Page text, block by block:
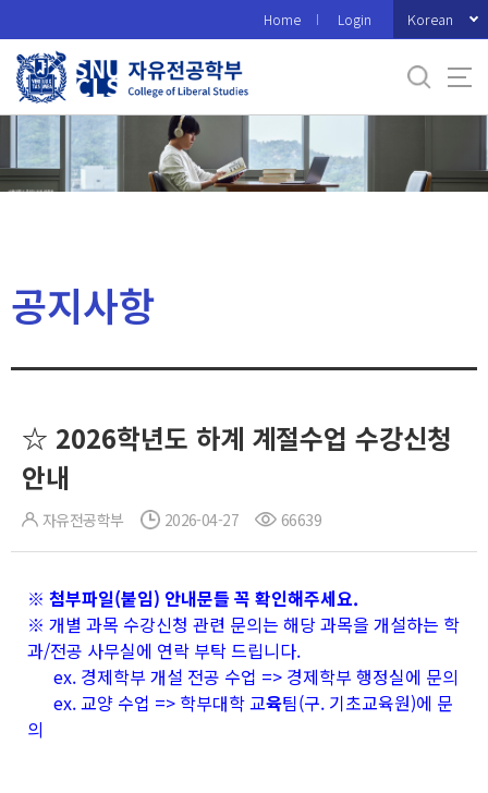
로
메
Home Login Korean
공지사항
☆ 2026학년도 하계 계절수업 수강신청
안내
자유전공학부 2026-04-27 66639
※ 첨부파일(붙임) 안내문들 꼭 확인해주세요.
※ 개별 과목 수강신청 관련 문의는 해당 과목을 개설하는 학
과/전공 사무실에 연락 부탁 드립니다.
ex. 경제학부 개설 전공 수업 => 경제학부 행정실에 문의
ex. 교양 수업 => 학부대학 교육팀(구. 기초교육원)에 문
의